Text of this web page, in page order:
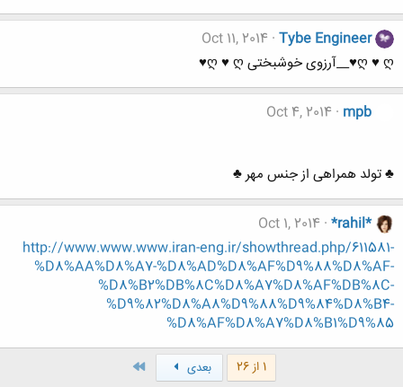
Tybe Engineer
Oct 11, 2014
ღ ♥ ღ♥__آرزوی خوشبختی ღ ♥ ღ♥
mpb
Oct 4, 2014
♣ تولد همراهی از جنس مهر ♣
*rahil*
Oct 1, 2014
http://www.www.www.iran-eng.ir/showthread.php/611581-
%D8%AA%D8%A7-%D8%AD%D8%AF%D9%88%D8%AF-
%D8%B2%DB%8C%D8%A7%D8%AF%DB%8C-
%D9%82%D8%A8%D9%88%D9%84%D8%B4-
%D8%AF%D8%A7%D8%B1%D9%85
1 از 26 بعدی